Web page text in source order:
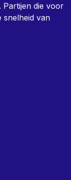
Partijen die voor
snelheid van